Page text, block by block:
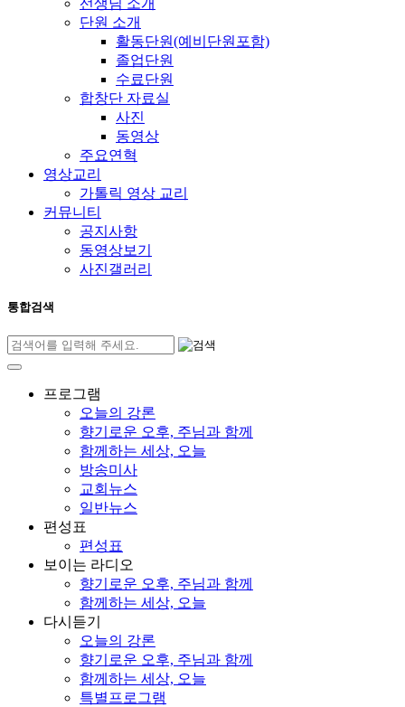
단원 소개
활동단원(예비단원포함)
졸업단원
수료단원
합창단 자료실
사진
동영상
주요연혁
영상교리
가톨릭 영상 교리
커뮤니티
공지사항
동영상보기
사진갤러리
통합검색
프로그램
오늘의 강론
향기로운 오후, 주님과 함께
함께하는 세상, 오늘
방송미사
교회뉴스
일반뉴스
편성표
편성표
보이는 라디오
향기로운 오후, 주님과 함께
함께하는 세상, 오늘
다시듣기
오늘의 강론
향기로운 오후, 주님과 함께
함께하는 세상, 오늘
특별프로그램